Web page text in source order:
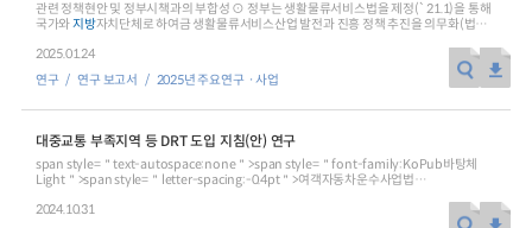
관련 정책현안 및 정부시책과의 부합성 ⊙ 정부는 생활물류서비스법을 제정(`21.1)을 통해
국가와지방자치단체로 하여금 생활물류서비스산업 발전과 진흥 정책 추진을 의무화(법
2025.01.24
연구
연구 보고서 2025년 주요연구ㆍ사업
대중교통 부족지역 등 DRT 도입 지침(안) 연구
span style=＂text-autospace:none＂>span style=＂font-family:KoPub바탕체
Light＂>span style=＂letter-spacing:-0.4pt＂>여객자동차운수사업법
＂>span style=＂letter-spacing:-1.1pt＂>(2023.10)/span>/span>span style=＂
2024.10.31
2024년 국가교통조사 및 분석
요약보고서
전국여객OD 여객통행량
통행발생모형
수단분담모형
여객OD현행화
권역별통행지표
사회경제지표
교통수요예측
2024.12.31
2024 생활물류 서비스 보
배달대행
퀵서비
소화물배송대행